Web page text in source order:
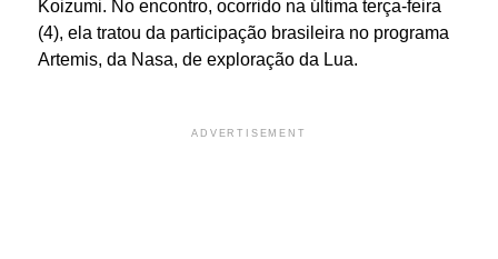
Koizumi. No encontro, ocorrido na última terça-feira
(4), ela tratou da participação brasileira no programa
Artemis, da Nasa, de exploração da Lua.
ADVERTISEMENT